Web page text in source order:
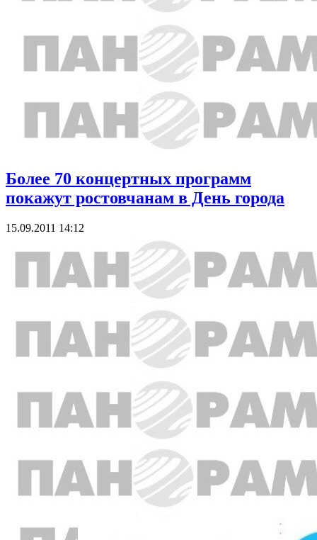
Более 70 концертных программ
покажут ростовчанам в День города
15.09.2011 14:12